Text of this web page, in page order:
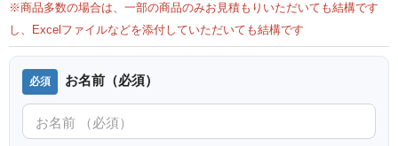
※商品多数の場合は、一部の商品のみお見積もりいただいても結構です
し、Excelファイルなどを添付していただいても結構です
お名前（必須）